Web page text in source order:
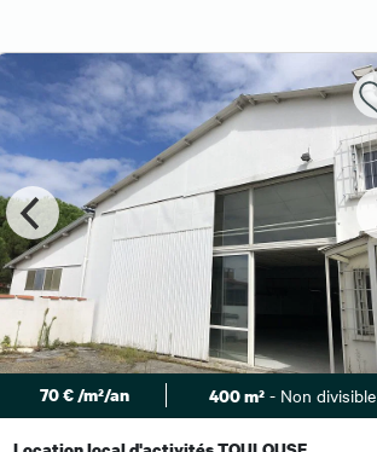
70 € /m²/an 400 m² - Non divisible